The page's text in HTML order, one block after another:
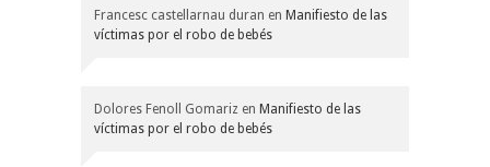
Francesc castellarnau duran en Manifiesto de las
víctimas por el robo de bebés
Dolores Fenoll Gomariz en Manifiesto de las
víctimas por el robo de bebés